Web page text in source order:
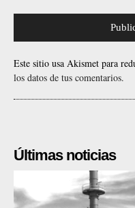
Este sitio usa Akismet para
los datos de tus comentarios.
Últimas noticias